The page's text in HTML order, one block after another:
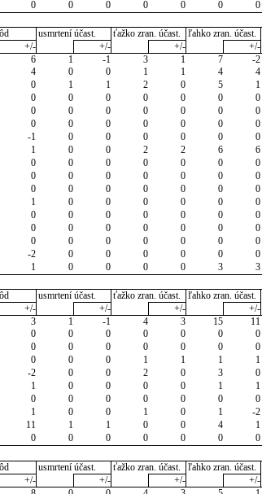
0 0 0 0 0 0 0
usmrtení účast. ťažko zran. účast. ľahko zran. účast.
+/-
+/- +/- +/-
6 1 -1 3 1 7 -2
4 0 0 1 1 4 4
0 1 1 2 0 5 1
0 0 0 0 0 0 0
0 0 0 0 0 0 0
0 0 0 0 0 0 0
-1 0 0 0 0 0 0
1 0 0 2 2 6 6
0 0 0 0 0 0 0
0 0 0 0 0 0 0
0 0 0 0 0 0 0
1 0 0 0 0 0 0
0 0 0 0 0 0 0
0 0 0 0 0 0 0
0 0 0 0 0 0 0
-2 0 0 0 0 0 0
1 0 0 0 0 3 3
usmrtení účast. ťažko zran. účast. ľahko zran. účast.
+/-
+/- +/- +/-
3 1 -1 4 3 15 11
0 0 0 0 0 0 0
0 0 0 0 0 0 0
0 0 0 1 1 1 1
-2 0 0 2 0 3 0
1 0 0 0 0 1 1
0 0 0 0 0 0 0
1 0 0 1 0 1 -2
11 1 1 0 0 4 1
0 0 0 0 0 0 0
usmrtení účast. ťažko zran. účast. ľahko zran. účast.
+/-
+/- +/- +/-